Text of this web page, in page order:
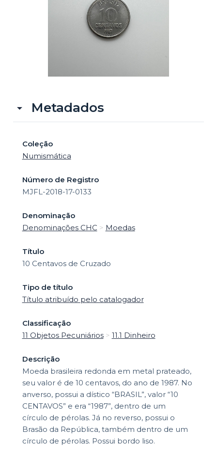
Metadados
Coleção
Numismática
Número de Registro
MJFL-2018-17-0133
Denominação
Denominações CHC > Moedas
Título
10 Centavos de Cruzado
Tipo de título
Título atribuído pelo catalogador
Classificação
11 Objetos Pecuniários> 11.1 Dinheiro
Descrição
Moeda brasileira redonda em metal prateado,
seu valor é de 10 centavos, do ano de 1987. No
anverso, possui a dístico “BRASIL”, valor “10
CENTAVOS” e era “1987”, dentro de um
círculo de pérolas. Já no reverso, possui o
Brasão da República, também dentro de um
círculo de pérolas. Possui bordo liso.